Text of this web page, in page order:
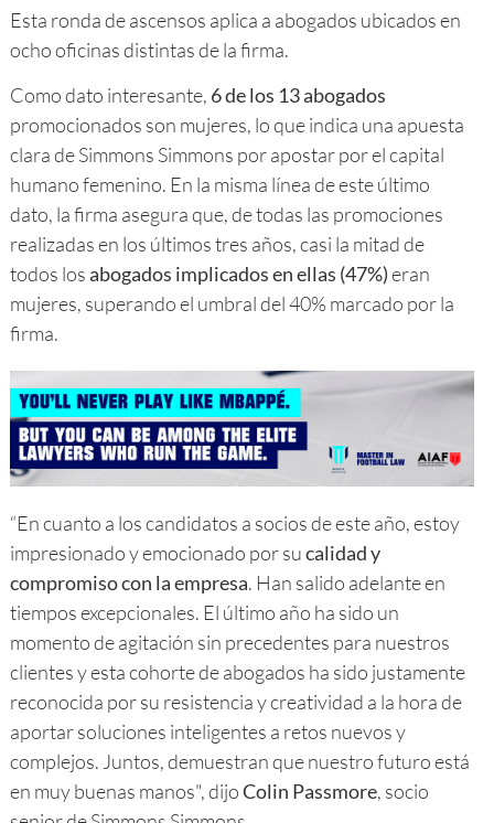
Esta ronda de ascensos aplica a abogados ubicados en
ocho oficinas distintas de la firma.
Como dato interesante, 6 de los 13 abogados
promocionados son mujeres, lo que indica una apuesta
clara de Simmons Simmons por apostar por el capital
humano femenino. En la misma línea de este último
dato, la firma asegura que, de todas las promociones
realizadas en los últimos tres años, casi la mitad de
todos losabogados implicados en ellas (47%)eran
mujeres, superando el umbral del 40% marcado por la
firma.
“En cuanto a los candidatos a socios de este año, estoy
impresionado y emocionado por sucalidad y
compromiso con la empresa. Han salido adelante en
tiempos excepcionales. El último año ha sido un
momento de agitación sin precedentes para nuestros
clientes y esta cohorte de abogados ha sido justamente
reconocida por su resistencia y creatividad a la hora de
aportar soluciones inteligentes a retos nuevos y
complejos. Juntos, demuestran que nuestro futuro está
en muy buenas manos", dijoColin Passmore, socio